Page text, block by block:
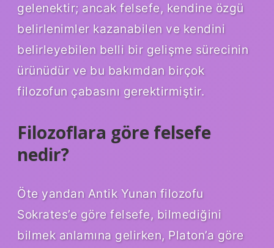
gelenektir; ancak felsefe, kendine özgü
belirlenimler kazanabilen ve kendini
belirleyebilen belli bir gelişme sürecinin
ürünüdür ve bu bakımdan birçok
filozofun çabasını gerektirmiştir.
Filozoflara göre felsefe
nedir?
Öte yandan Antik Yunan filozofu
Sokrates’e göre felsefe, bilmediğini
bilmek anlamına gelirken, Platon’a göre